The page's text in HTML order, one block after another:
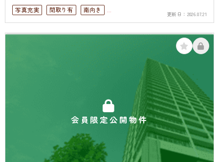
写真充実 間取り有
南向き
リフォーム済
駅徒歩10分以内
南面バルコニー
上下水道完備
更新日： 2026.07.21
会員限定公開物件